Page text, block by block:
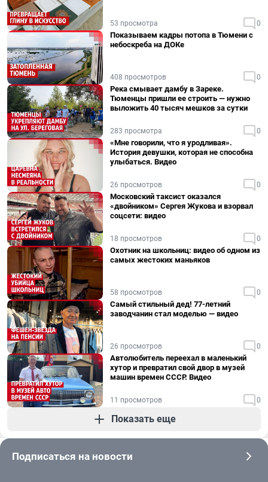
53 просмотра 0
Показываем кадры потопа в Тюмени с
небоскреба на ДОКе
408 просмотров 0
Река смывает дамбу в Зареке.
Тюменцы пришли ее строить — нужно
выложить 40 тысяч мешков за сутки
283 просмотра 0
«Мне говорили, что я уродливая».
История девушки, которая не способна
улыбаться. Видео
26 просмотров 0
Московский таксист оказался
«двойником» Сергея Жукова и взорвал
соцсети: видео
18 просмотров 0
Охотник на школьниц: видео об одном из
самых жестоких маньяков
58 просмотров 0
Самый стильный дед! 77-летний
заводчанин стал моделью — видео
26 просмотров 0
Автолюбитель переехал в маленький
хутор и превратил свой двор в музей
машин времен СССР. Видео
11 просмотров 0
Показать еще
Подписаться на новости